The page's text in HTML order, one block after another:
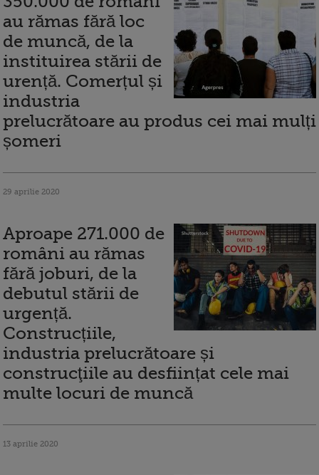
au rămas fără loc
de muncă, de la
instituirea stării de
urență. Comerțul și
industria
prelucrătoare au produs cei mai mulți
șomeri
29 aprilie 2020
Aproape 271.000 de
români au rămas
fără joburi, de la
debutul stării de
urgență.
Construcțiile,
industria prelucrătoare și
construcţiile au desființat cele mai
multe locuri de muncă
13 aprilie 2020